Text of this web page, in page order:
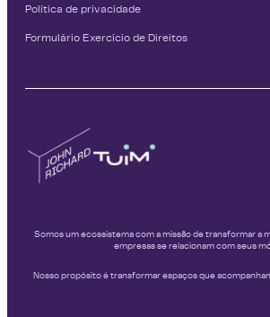
Política de privacidade
Formulário Exercício de Direitos
Somos um ecossistema com a missão de transformar a
empresas se relacionam com seus
Nosso propósito é transformar espaços que